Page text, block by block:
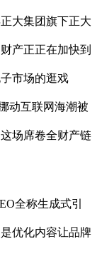
大集团旗下正大
产正正在加快到
市场的逛戏
动互联网海潮被
场席卷全财产链
全称生成式引
优化内容让品牌